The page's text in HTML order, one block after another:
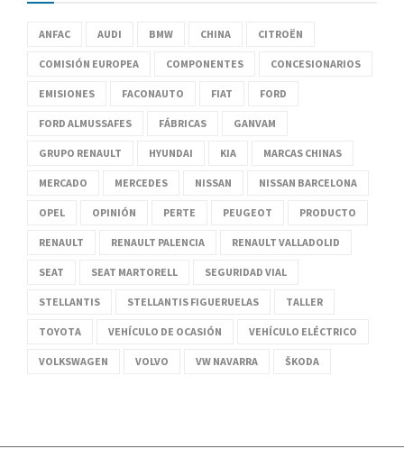
ANFAC AUDI BMW CHINA CITROËN
COMISIÓN EUROPEA COMPONENTES CONCESIONARIOS
EMISIONES FACONAUTO FIAT FORD
FORD ALMUSSAFES FÁBRICAS GANVAM
GRUPO RENAULT HYUNDAI KIA MARCAS CHINAS
MERCADO MERCEDES NISSAN NISSAN BARCELONA
OPEL OPINIÓN PERTE PEUGEOT PRODUCTO
RENAULT RENAULT PALENCIA RENAULT VALLADOLID
SEAT SEAT MARTORELL SEGURIDAD VIAL
STELLANTIS STELLANTIS FIGUERUELAS TALLER
TOYOTA VEHÍCULO DE OCASIÓN VEHÍCULO ELÉCTRICO
VOLKSWAGEN VOLVO VW NAVARRA ŠKODA